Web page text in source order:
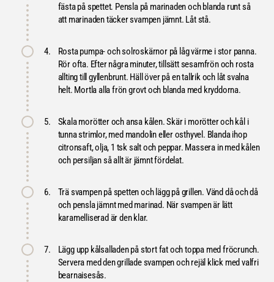
fästa på spettet. Pensla på marinaden och blanda runt så
att marinaden täcker svampen jämnt. Låt stå.
4.
Rosta pumpa- och solroskärnor på låg värme i stor panna.
Rör ofta. Efter några minuter, tillsätt sesamfrön och rosta
allting till gyllenbrunt. Häll över på en tallrik och låt svalna
helt. Mortla alla frön grovt och blanda med kryddorna.
5.
Skala morötter och ansa kålen. Skär i morötter och kål i
tunna strimlor, med mandolin eller osthyvel. Blanda ihop
citronsaft, olja, 1 tsk salt och peppar. Massera in med kålen
och persiljan så allt är jämnt fördelat.
6.
Trä svampen på spetten och lägg på grillen. Vänd då och då
och pensla jämnt med marinad. När svampen är lätt
karamelliserad är den klar.
7.
Lägg upp kålsalladen på stort fat och toppa med fröcrunch.
Servera med den grillade svampen och rejäl klick med valfri
bearnaisesås.